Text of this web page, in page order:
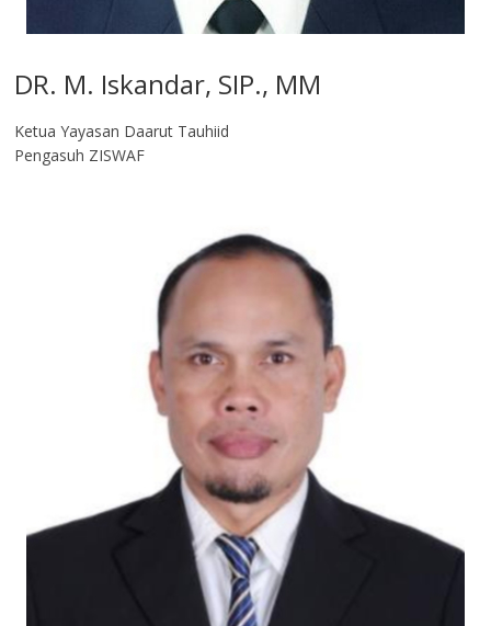
DR. M. Iskandar, SIP., MM
Ketua Yayasan Daarut Tauhiid
Pengasuh ZISWAF